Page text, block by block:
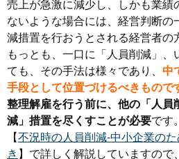
売上が急激に減少し、しかも業績
ないような場合には、経営判断の
減措置を行おうとされる経営者の
もっとも、一口に「人員削減」、
ても、その手法は様々であり、 中
手段として位置づけるべきもので
整理解雇を行う前に、他の「人員
減」措置を尽くすことが必要です
【不況時の人員削減‐中小企業の
き 】で詳しく解説していますので